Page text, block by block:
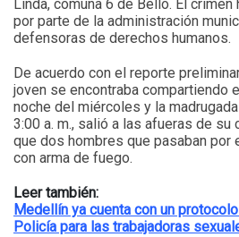
Linda, comuna 6 de Bello. El
por parte de la administración
defensoras de derechos humanos.
De acuerdo con el reporte
joven se encontraba compartiendo
noche del miércoles y la
3:00 a. m., salió a las afueras de su
que dos hombres que pasaban por
con arma de fuego.
Leer también:
Medellín ya cuenta con un
Policía para las trabajadoras